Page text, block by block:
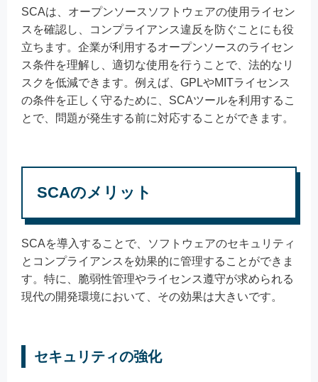
SCAは、オープンソースソフトウェアの使用ライセン
スを確認し、コンプライアンス違反を防ぐことにも役
立ちます。企業が利用するオープンソースのライセン
ス条件を理解し、適切な使用を行うことで、法的なリ
スクを低減できます。例えば、GPLやMITライセンス
の条件を正しく守るために、SCAツールを利用するこ
とで、問題が発生する前に対応することができます。
SCAのメリット
SCAを導入することで、ソフトウェアのセキュリティ
とコンプライアンスを効果的に管理することができま
す。特に、脆弱性管理やライセンス遵守が求められる
現代の開発環境において、その効果は大きいです。
セキュリティの強化